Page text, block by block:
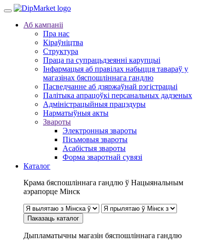
Аб кампаніі
Пра нас
Кіраўніцтва
Структура
Праца па супрацьдзеянні карупцыі
Інфармацыя аб правілах набыцця тавараў у
магазінах бяспошліннага гандлю
Пасведчанне аб дзяржаўнай рэгістрацыі
Палітыка апрацоўкі персанальных дадзеных
Адміністрацыйныя працэдуры
Нарматыўныя акты
Звароты
Электронныя звароты
Пісьмовыя звароты
Асабістыя звароты
Форма зваротнай сувязі
Каталог
Крама бяспошліннага гандлю ў Нацыянальным
аэрапорце Мінск
Паказаць каталог
Дыпламатычны магазін бяспошліннага гандлю